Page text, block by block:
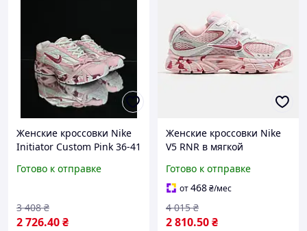
Женские кроссовки Nike
Initiator Custom Pink 36-41
кроссовки найк для
для девушки
Готово к отправке
2 726.40₴
3 408 ₴
Женские кроссовки Nike
V5 RNR в мягкой
активного дня (розовые)
Cod: 2749
Готово к отправке
от468₴/мес
2 810.50₴
4 015 ₴